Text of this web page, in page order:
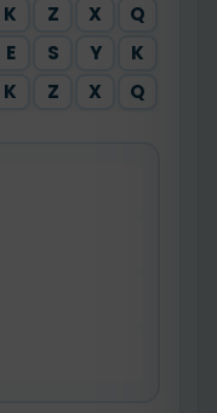
K Z X
Q
E S Y
K
K Z X Q